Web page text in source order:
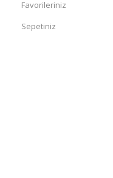
Favorileriniz
Sepetiniz